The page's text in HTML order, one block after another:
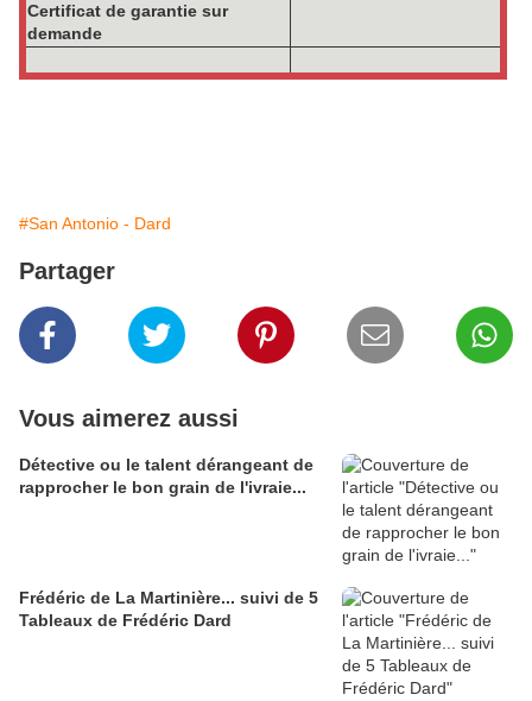
Certificat de garantie sur
demande
#San Antonio - Dard
Partager
Vous aimerez aussi
Détective ou le talent dérangeant de
rapprocher le bon grain de l'ivraie...
Frédéric de La Martinière... suivi de 5
Tableaux de Frédéric Dard